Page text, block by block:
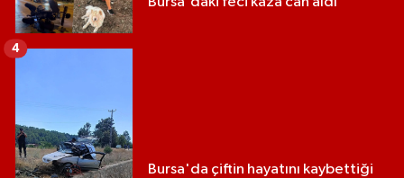
Bursa'da çiftin hayatını kaybettiği
4